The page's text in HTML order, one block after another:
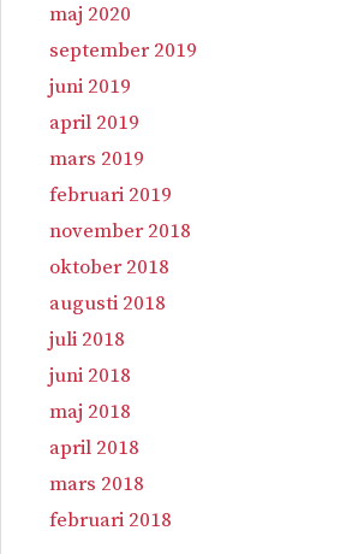
maj 2020
september 2019
juni 2019
april 2019
mars 2019
februari 2019
november 2018
oktober 2018
augusti 2018
juli 2018
juni 2018
maj 2018
april 2018
mars 2018
februari 2018